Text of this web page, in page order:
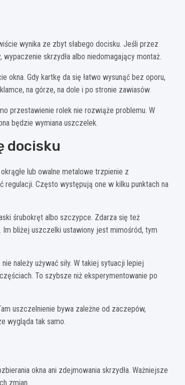
wynika ze zbyt słabego docisku. Jeśli przez
skrzydła albo niedomagający montaż.
okna. Gdy kartkę da się łatwo wysunąć bez oporu,
na górze, na dole i po stronie zawiasów.
przestawienie rolek nie rozwiąże problemu. W
będzie wymiana uszczelek.
docisku
lub owalne metalowe trzpienie z
Często występują one w kilku punktach na
śrubokręt albo szczypce. Zdarza się też
bliżej uszczelki ustawiony jest mimośród, tym
należy używać siły. W takiej sytuacji lepiej
To szybsze niż eksperymentowanie po
uszczelnienie bywa zależne od zaczepów,
wygląda tak samo.
okna ani zdejmowania skrzydła. Ważniejsze
zmian.